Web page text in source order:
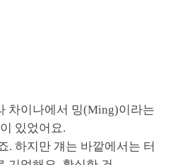
차이나에서 밍(Ming)이라는
있었어요.
. 하지만 걔는 바깥에서는 터